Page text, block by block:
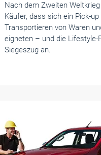
Nach dem Zweiten
Käufer, dass sich ein Pick-
Transportieren von Waren
eigneten – und die
Siegeszug an.